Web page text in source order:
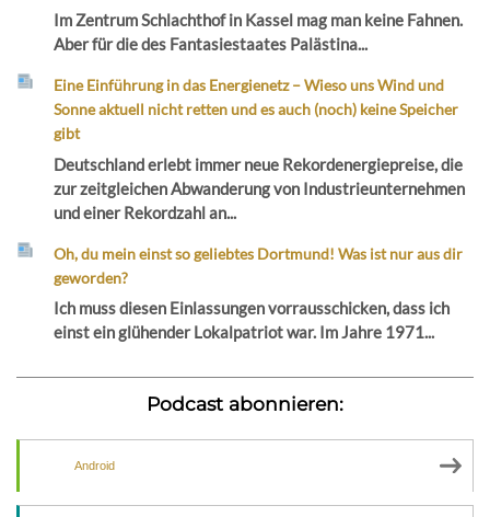
Im Zentrum Schlachthof in Kassel mag man keine Fahnen.
Aber für die des Fantasiestaates Palästina...
Eine Einführung in das Energienetz – Wieso uns Wind und
Sonne aktuell nicht retten und es auch (noch) keine Speicher
gibt
Deutschland erlebt immer neue Rekordenergiepreise, die
zur zeitgleichen Abwanderung von Industrieunternehmen
und einer Rekordzahl an...
Oh, du mein einst so geliebtes Dortmund! Was ist nur aus dir
geworden?
Ich muss diesen Einlassungen vorrausschicken, dass ich
einst ein glühender Lokalpatriot war. Im Jahre 1971...
Podcast abonnieren:
Android